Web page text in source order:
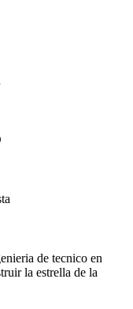
de tecnico en
la estrella de la